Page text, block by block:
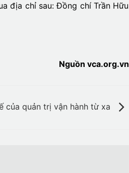
địa chỉ sau: Đồng chí Trần Hữu
Nguồn vca.org.vn
của quản trị vận hành từ xa